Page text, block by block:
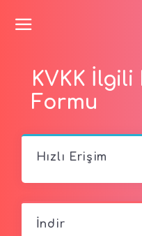
KVKK İlgili
Formu
Hızlı Erişim
İndir